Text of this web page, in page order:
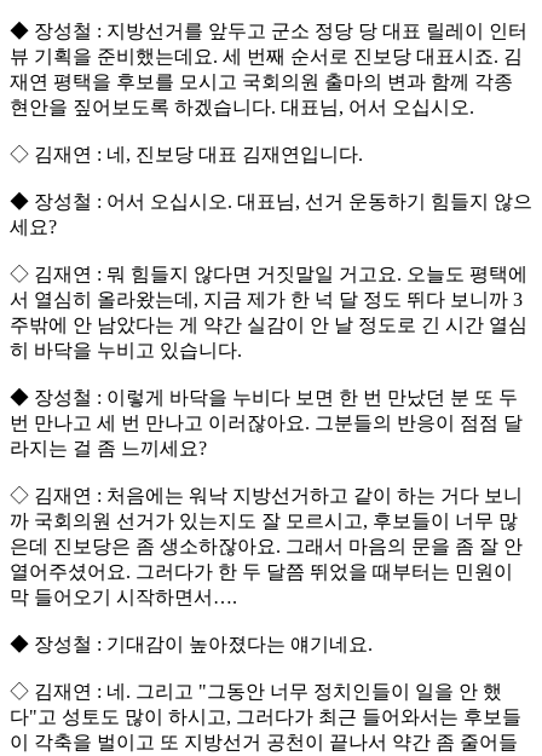
◆ 장성철 : 지방선거를 앞두고 군소 정당 당 대표 릴레이 인터
뷰 기획을 준비했는데요. 세 번째 순서로 진보당 대표시죠. 김
재연 평택을 후보를 모시고 국회의원 출마의 변과 함께 각종
현안을 짚어보도록 하겠습니다. 대표님, 어서 오십시오.
◇ 김재연 : 네, 진보당 대표 김재연입니다.
◆ 장성철 : 어서 오십시오. 대표님, 선거 운동하기 힘들지 않으
세요?
◇ 김재연 : 뭐 힘들지 않다면 거짓말일 거고요. 오늘도 평택에
서 열심히 올라왔는데, 지금 제가 한 넉 달 정도 뛰다 보니까 3
주밖에 안 남았다는 게 약간 실감이 안 날 정도로 긴 시간 열심
히 바닥을 누비고 있습니다.
◆ 장성철 : 이렇게 바닥을 누비다 보면 한 번 만났던 분 또 두
번 만나고 세 번 만나고 이러잖아요. 그분들의 반응이 점점 달
라지는 걸 좀 느끼세요?
◇ 김재연 : 처음에는 워낙 지방선거하고 같이 하는 거다 보니
까 국회의원 선거가 있는지도 잘 모르시고, 후보들이 너무 많
은데 진보당은 좀 생소하잖아요. 그래서 마음의 문을 좀 잘 안
열어주셨어요. 그러다가 한 두 달쯤 뛰었을 때부터는 민원이
막 들어오기 시작하면서….
◆ 장성철 : 기대감이 높아졌다는 얘기네요.
◇ 김재연 : 네. 그리고 "그동안 너무 정치인들이 일을 안 했
다"고 성토도 많이 하시고, 그러다가 최근 들어와서는 후보들
이 각축을 벌이고 또 지방선거 공천이 끝나서 약간 좀 줄어들